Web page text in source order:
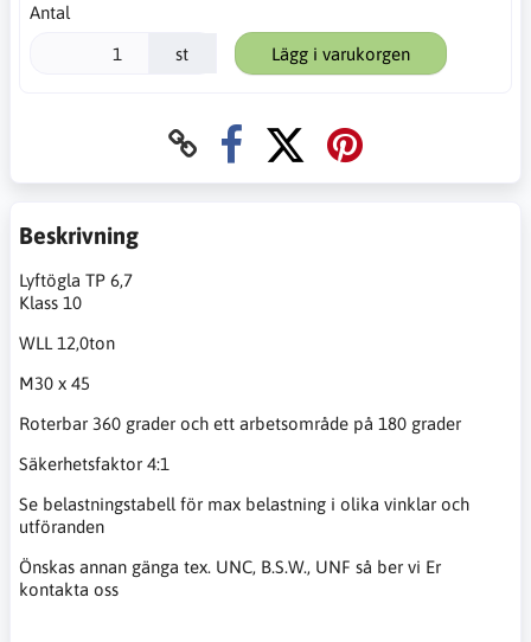
Antal
st Lägg i varukorgen
Beskrivning
Lyftögla TP 6,7
Klass 10
WLL 12,0ton
M30 x 45
Roterbar 360 grader och ett arbetsområde på 180 grader
Säkerhetsfaktor 4:1
Se belastningstabell för max belastning i olika vinklar och
utföranden
Önskas annan gänga tex. UNC, B.S.W., UNF så ber vi Er
kontakta oss